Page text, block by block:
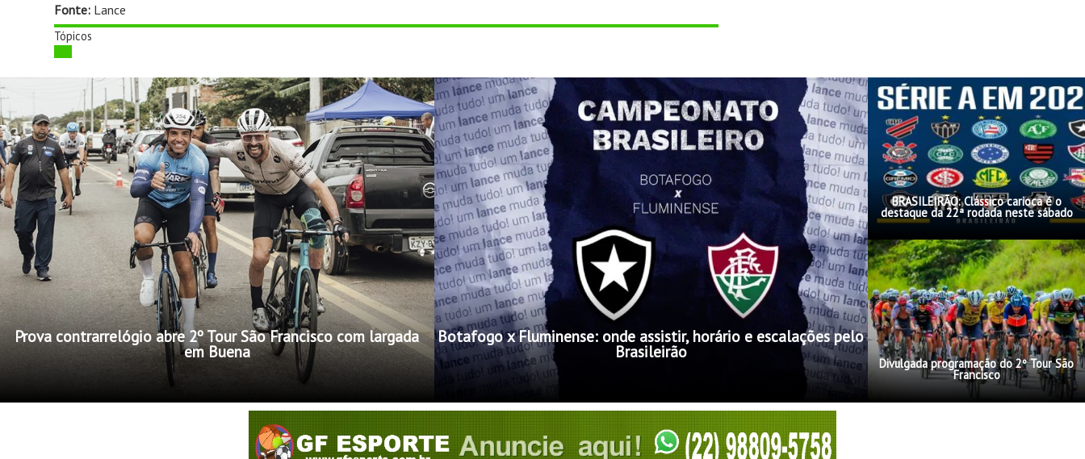
Fonte: Lance
Tópicos
Prova contrarrelógio abre 2º Tour São Francisco com largada
em Buena
Botafogo x Fluminense: onde assistir, horário e escalações pelo
Brasileirão
BRASILEIRÃO: Clássico carioca é o
destaque da 22ª rodada neste sábado
Divulgada programação do 2º Tour São
Francisco